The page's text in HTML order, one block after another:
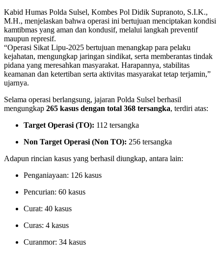
Kabid Humas Polda Sulsel, Kombes Pol Didik Supranoto, S.I.K.,
M.H., menjelaskan bahwa operasi ini bertujuan menciptakan kondisi
kamtibmas yang aman dan kondusif, melalui langkah preventif
maupun represif.
“Operasi Sikat Lipu-2025 bertujuan menangkap para pelaku
kejahatan, mengungkap jaringan sindikat, serta memberantas tindak
pidana yang meresahkan masyarakat. Harapannya, stabilitas
keamanan dan ketertiban serta aktivitas masyarakat tetap terjamin,”
ujarnya.
Selama operasi berlangsung, jajaran Polda Sulsel berhasil
mengungkap 265 kasus dengan total 368 tersangka, terdiri atas:
Target Operasi (TO): 112 tersangka
Non Target Operasi (Non TO): 256 tersangka
Adapun rincian kasus yang berhasil diungkap, antara lain:
Penganiayaan: 126 kasus
Pencurian: 60 kasus
Curat: 40 kasus
Curas: 4 kasus
Curanmor: 34 kasus